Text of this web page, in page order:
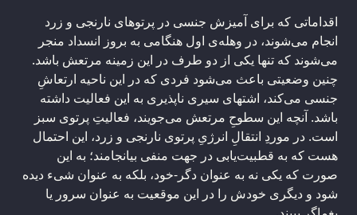
اقداماتی که برای آمیزش جنسی در پرتوهای نارنجی و زرد
انجام می‌شوند، در وهله‌ی اول هنگامی به بروز انسداد منجر
می‌شوند که تنها یکی از دو طرف در این زمینه مرتعش باشد.
چنین وضعیتی باعث می‌شود فردی که در این ناحیه ارتعاشِ
جنسی می‌کند، اشتهای سیری ناپذیری به این فعالیت داشته
باشد. آنچه این سطوحِ مرتعش می‌جویند، فعالیتِ پرتوی سبز
است. در موردِ انتقالِ انرژیِ پرتوی نارنجی و زرد، این احتمال
هست که به قطبیت‌یابی در جهت منفی بیانجامند؛ به این
صورت که یکی نه به عنوان دگر-خود، بلکه به عنوان شیء دیده
شود و دیگری خودش را در این موقعیت به عنوان سرور یا